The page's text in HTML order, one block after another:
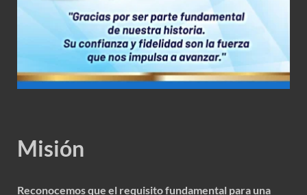
Misión
Reconocemos que el requisito fundamental para una